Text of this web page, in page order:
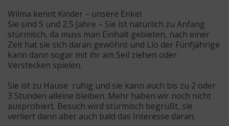
Wilma kennt Kinder – unsere Enkel
Sie sind 5 und 2,5 Jahre – Sie ist natürlich zu Anfang
stürmisch, da muss man Einhalt gebieten, nach einer
Zeit hat sie sich daran gewöhnt und Lio der Fünfjährige
kann dann sogar mit ihr am Seil ziehen oder
Verstecken spielen.
Sie ist zu Hause ruhig und sie kann auch bis zu 2 oder
3 Stunden alleine bleiben. Mehr haben wir noch nicht
ausprobiert. Besuch wird stürmisch begrüßt, sie
verliert dann aber auch bald das Interesse daran.